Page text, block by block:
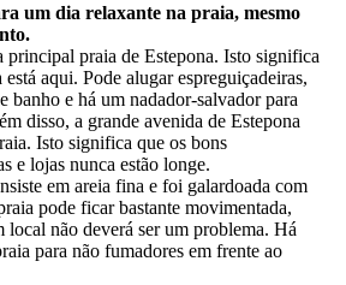
um dia relaxante na praia, mesmo
principal praia de Estepona. Isto significa
aqui. Pode alugar espreguiçadeiras,
banho e há um nadador-salvador para
disso, a grande avenida de Estepona
Isto significa que os bons
e lojas nunca estão longe.
em areia fina e foi galardoada com
pode ficar bastante movimentada,
local não deverá ser um problema. Há
para não fumadores em frente ao